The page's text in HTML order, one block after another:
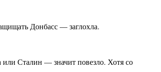
Донбасс — заглохла.
Сталин — значит повезло. Хотя со